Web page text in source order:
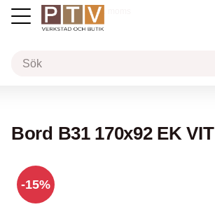
inkl. moms
Bord B31 170x92 EK VIT
15%